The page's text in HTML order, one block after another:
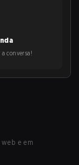
conversa!
e em